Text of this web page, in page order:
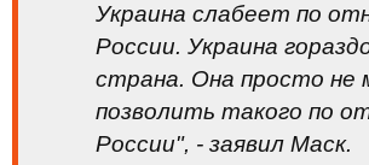
Украина слабеет по
России. Украина
страна. Она просто не
позволить такого по
России", - заявил Маск.